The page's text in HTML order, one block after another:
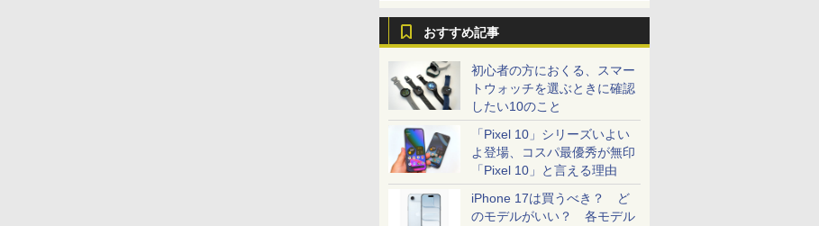
おすすめ記事
初心者の方におくる、スマー
トウォッチを選ぶときに確認
したい10のこと
「Pixel 10」シリーズいよい
よ登場、コスパ最優秀が無印
「Pixel 10」と言える理由
iPhone 17は買うべき？ ど
のモデルがいい？ 各モデル